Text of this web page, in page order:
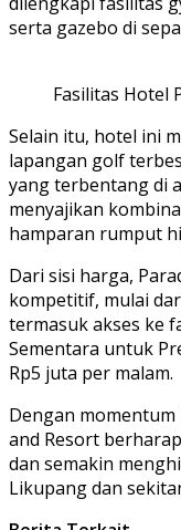
serta gazebo di
Fasilitas Hotel
Selain itu, hotel ini
lapangan golf
yang terbentang di
menyajikan
hamparan rumput
Dari sisi harga,
kompetitif, mulai
termasuk akses ke
Sementara untuk
Rp5 juta per malam.
Dengan
and Resort
dan semakin
Likupang dan